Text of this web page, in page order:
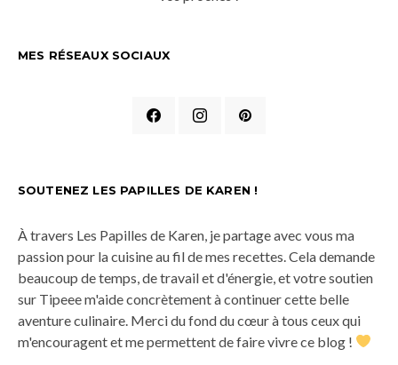
MES RÉSEAUX SOCIAUX
SOUTENEZ LES PAPILLES DE KAREN !
À travers Les Papilles de Karen, je partage avec vous ma
passion pour la cuisine au fil de mes recettes. Cela demande
beaucoup de temps, de travail et d'énergie, et votre soutien
sur Tipeee m'aide concrètement à continuer cette belle
aventure culinaire. Merci du fond du cœur à tous ceux qui
m'encouragent et me permettent de faire vivre ce blog !